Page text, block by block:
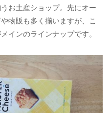
お土産ショップ。先にオー
物販も多く揃いますが、こ
インのラインナップです。